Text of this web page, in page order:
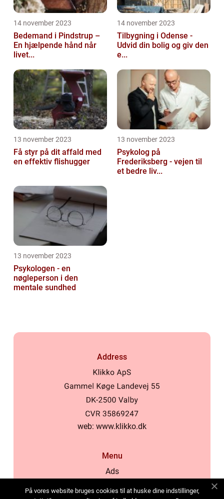
14 november 2023
Bedemand i Pindstrup –
En hjælpende hånd når
livet...
14 november 2023
Tilbygning i Odense -
Udvid din bolig og giv den
e...
13 november 2023
Få styr på dit affald med
en effektiv flishugger
13 november 2023
Psykolog på
Frederiksberg - vejen til
et bedre liv...
13 november 2023
Psykologen - en
nøgleperson i den
mentale sundhed
Address
web: www.klikko.dk
Menu
Ads
På vores website bruges cookies til at huske dine indstillinger,